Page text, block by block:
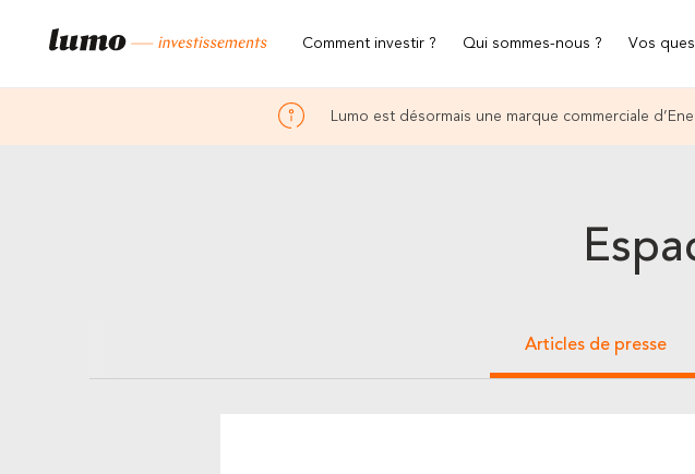
Comment investir ? Qui sommes-nous ? Vos
Lumo est désormais une marque commerciale
Articles de presse